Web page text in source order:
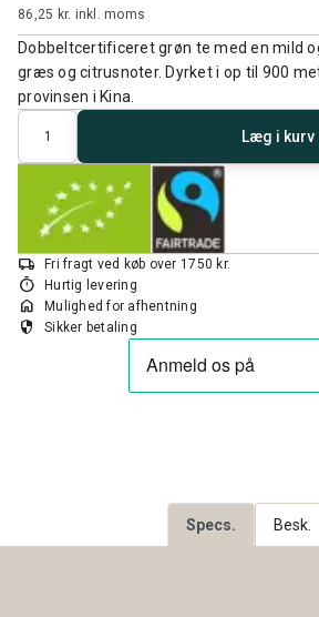
86,25 kr. inkl. moms
Dobbeltcertificeret grøn te med en mild
græs og citrusnoter. Dyrket i op til 900
provinsen i Kina.
Antal
Læg i kurv
local_shipping Fri fragt ved køb over 1750 kr.
timer Hurtig levering
home Mulighed for afhentning
security Sikker betaling
Specs. Besk.